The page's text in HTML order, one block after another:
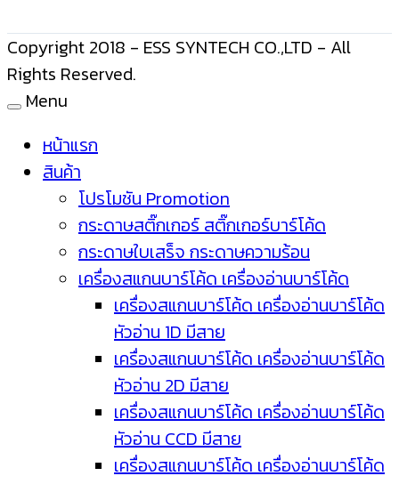
Copyright 2018 - ESS SYNTECH CO.,LTD - All
Rights Reserved.
Menu
หน้าแรก
สินค้า
โปรโมชัน Promotion
กระดาษสติ๊กเกอร์ สติ๊กเกอร์บาร์โค้ด
กระดาษใบเสร็จ กระดาษความร้อน
เครื่องสแกนบาร์โค้ด เครื่องอ่านบาร์โค้ด
เครื่องสแกนบาร์โค้ด เครื่องอ่านบาร์โค้ด
หัวอ่าน 1D มีสาย
เครื่องสแกนบาร์โค้ด เครื่องอ่านบาร์โค้ด
หัวอ่าน 2D มีสาย
เครื่องสแกนบาร์โค้ด เครื่องอ่านบาร์โค้ด
หัวอ่าน CCD มีสาย
เครื่องสแกนบาร์โค้ด เครื่องอ่านบาร์โค้ด